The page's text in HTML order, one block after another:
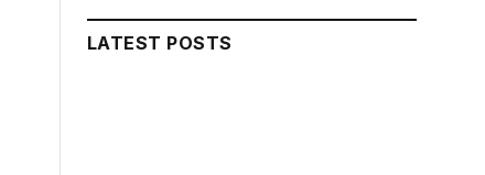
LATEST POSTS